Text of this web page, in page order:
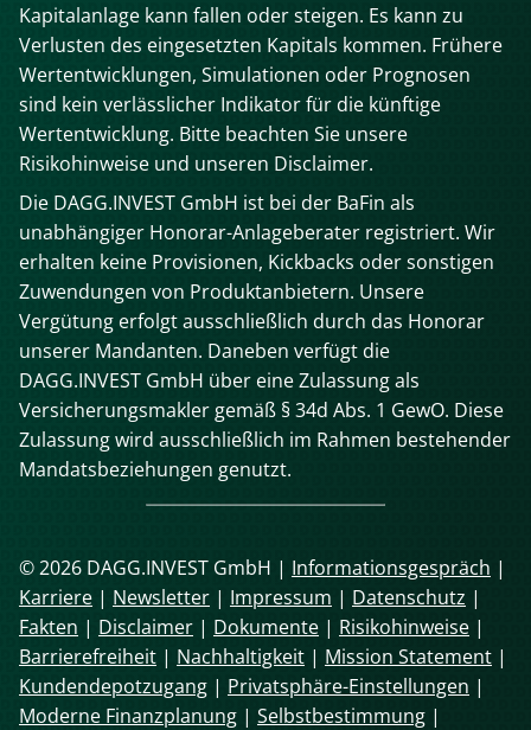
Kapitalanlage kann fallen oder steigen. Es kann zu
Verlusten des eingesetzten Kapitals kommen. Frühere
Wertentwicklungen, Simulationen oder Prognosen
sind kein verlässlicher Indikator für die künftige
Wertentwicklung. Bitte beachten Sie unsere
Risikohinweise und unseren Disclaimer.
Die DAGG.INVEST GmbH ist bei der BaFin als
unabhängiger Honorar-Anlageberater registriert. Wir
erhalten keine Provisionen, Kickbacks oder sonstigen
Zuwendungen von Produktanbietern. Unsere
Vergütung erfolgt ausschließlich durch das Honorar
unserer Mandanten. Daneben verfügt die
DAGG.INVEST GmbH über eine Zulassung als
Versicherungsmakler gemäß § 34d Abs. 1 GewO. Diese
Zulassung wird ausschließlich im Rahmen bestehender
Mandatsbeziehungen genutzt.
© 2026 DAGG.INVEST GmbH | Informationsgespräch |
Karriere | Newsletter | Impressum | Datenschutz |
Fakten | Disclaimer | Dokumente | Risikohinweise |
Barrierefreiheit | Nachhaltigkeit | Mission Statement |
Kundendepotzugang | Privatsphäre-Einstellungen |
Moderne Finanzplanung | Selbstbestimmung |